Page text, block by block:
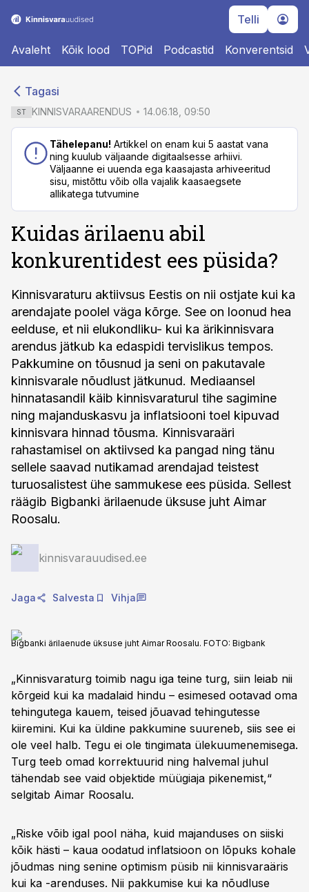
Telli
Avaleht Kõik lood TOPid Podcastid Konverentsid
Tagasi
ST KINNISVARAARENDUS 14.06.18, 09:50
Tähelepanu! Artikkel on enam kui 5 aastat vana
ning kuulub väljaande digitaalsesse arhiivi.
Väljaanne ei uuenda ega kaasajasta arhiveeritud
sisu, mistõttu võib olla vajalik kaasaegsete
allikatega tutvumine
Kuidas ärilaenu abil
konkurentidest ees püsida?
Kinnisvaraturu aktiivsus Eestis on nii ostjate kui ka
arendajate poolel väga kõrge. See on loonud hea
eelduse, et nii elukondliku- kui ka ärikinnisvara
arendus jätkub ka edaspidi tervislikus tempos.
Pakkumine on tõusnud ja seni on pakutavale
kinnisvarale nõudlust jätkunud. Mediaansel
hinnatasandil käib kinnisvaraturul tihe sagimine
ning majanduskasvu ja inflatsiooni toel kipuvad
kinnisvara hinnad tõusma. Kinnisvaraäri
rahastamisel on aktiivsed ka pangad ning tänu
sellele saavad nutikamad arendajad teistest
turuosalistest ühe sammukese ees püsida. Sellest
räägib Bigbanki ärilaenude üksuse juht Aimar
Roosalu.
kinnisvarauudised.ee
Jaga Salvesta Vihja
Bigbanki ärilaenude üksuse juht Aimar Roosalu. FOTO: Bigbank
„Kinnisvaraturg toimib nagu iga teine turg, siin leiab nii
kõrgeid kui ka madalaid hindu – esimesed ootavad oma
tehingutega kauem, teised jõuavad tehingutesse
kiiremini. Kui ka üldine pakkumine suureneb, siis see ei
ole veel halb. Tegu ei ole tingimata ülekuumenemisega.
Turg teeb omad korrektuurid ning halvemal juhul
tähendab see vaid objektide müügiaja pikenemist,“
selgitab Aimar Roosalu.
„Riske võib igal pool näha, kuid majanduses on siiski
kõik hästi – kaua oodatud inflatsioon on lõpuks kohale
jõudmas ning senine optimism püsib nii kinnisvaraäris
kui ka -arenduses. Nii pakkumise kui ka nõudluse